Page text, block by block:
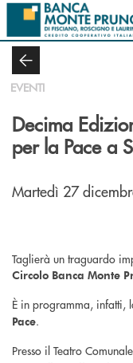
Salta al contenuto principale
EVENTI
Decima
per la Pace a
Martedì 27
Taglierà un traguardo
Circolo Banca Monte
È in programma, infatti,
Pace.
Presso il Teatro Comunale